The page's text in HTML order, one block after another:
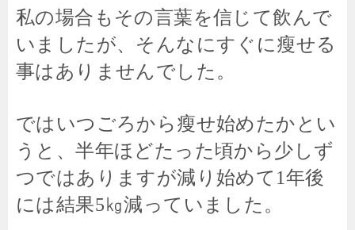
私の場合もその言葉を信じて飲んで
いましたが、そんなにすぐに瘦せる
事はありませんでした。
ではいつごろから瘦せ始めたかとい
うと、半年ほどたった頃から少しず
つではありますが減り始めて1年後
には結果5㎏減っていました。